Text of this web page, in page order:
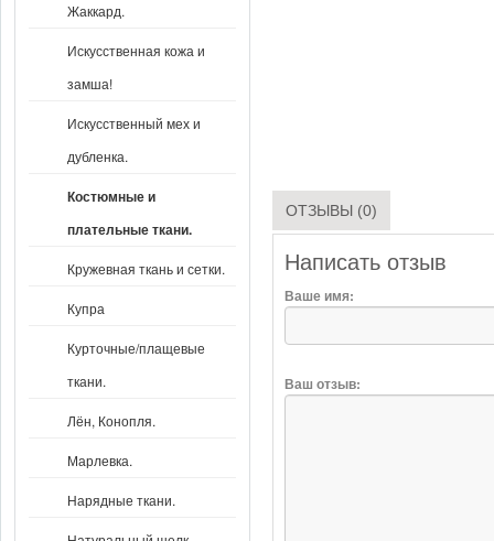
Жаккард.
Искусственная кожа и
замша!
Искусственный мех и
дубленка.
Костюмные и
плательные ткани.
Кружевная ткань и сетки.
Купра
Курточные/плащевые
ткани.
Лён, Конопля.
Марлевка.
Нарядные ткани.
ОТЗЫВЫ (0)
Написать отзыв
Ваше имя:
Ваш отзыв: